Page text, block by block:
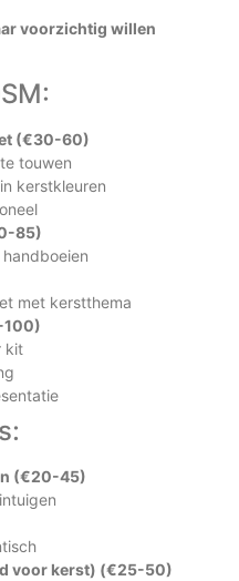
voorzichtig willen
(€30-60)
touwen
kerstkleuren
85)
met kerstthema
100)
kit
(€20-45)
voor kerst) (€25-50)